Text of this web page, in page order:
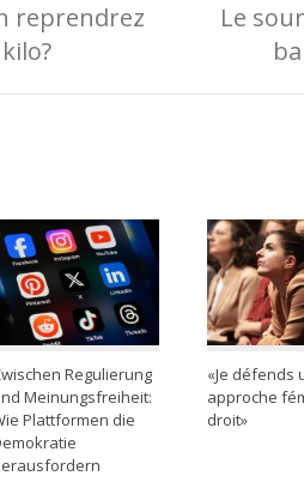
reprendrez
Le
Regulierung
Meinungsfreiheit:
Plattformen die
«Je défends
approche
droit»